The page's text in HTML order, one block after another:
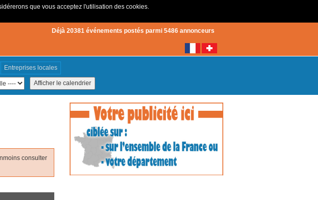
que vous acceptez l'utilisation des cookies.Créer un compte
Déjà 20381 événements postés parmi 5486 annonceurs
Entreprises locales
consulter